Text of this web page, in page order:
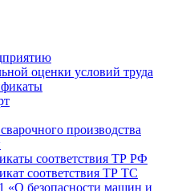
оценки условий труда
производства
соответствия ТР РФ
соответствия ТР ТС
«О безопасности машин и